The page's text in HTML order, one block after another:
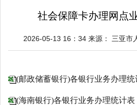
社会保障卡办理网点
2026-05-13 16：34 来源： 三亚市
(邮政储蓄银行)各银行业务办理统
(海南银行)各银行业务办理统计表